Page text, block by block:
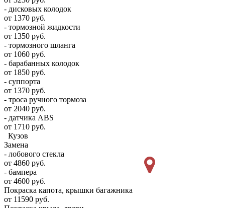
- дисковых колодок
от 1370 руб.
- тормозной жидкости
от 1350 руб.
- тормозного шланга
от 1060 руб.
- барабанных колодок
от 1850 руб.
- суппорта
от 1370 руб.
- троса ручного тормоза
от 2040 руб.
- датчика ABS
от 1710 руб.
Кузов
Замена
- лобового стекла
от 4860 руб.
- бампера
от 4600 руб.
Покраска капота, крышки багажника
от 11590 руб.